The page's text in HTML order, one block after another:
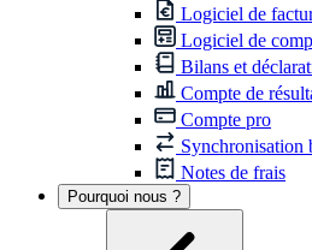
Logiciel de
Logiciel de
Bilans et
Compte de
Compte pro
Synchronisation
Notes de frais
Pourquoi nous ?